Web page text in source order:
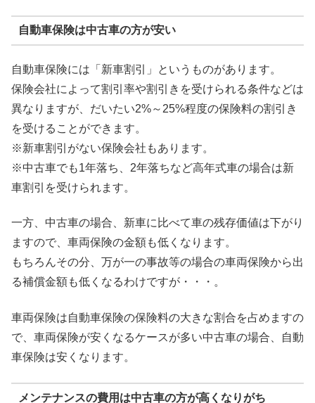
自動車保険は中古車の方が安い
自動車保険には「新車割引」というものがあります。
保険会社によって割引率や割引きを受けられる条件などは
異なりますが、だいたい2%～25%程度の保険料の割引き
を受けることができます。
※新車割引がない保険会社もあります。
※中古車でも1年落ち、2年落ちなど高年式車の場合は新
車割引を受けられます。
一方、中古車の場合、新車に比べて車の残存価値は下がり
ますので、車両保険の金額も低くなります。
もちろんその分、万が一の事故等の場合の車両保険から出
る補償金額も低くなるわけですが・・・。
車両保険は自動車保険の保険料の大きな割合を占めますの
で、車両保険が安くなるケースが多い中古車の場合、自動
車保険は安くなります。
メンテナンスの費用は中古車の方が高くなりがち